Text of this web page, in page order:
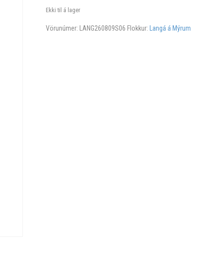
Ekki til á lager
Vörunúmer: LANG260809S06 Flokkur: Langá á Mýrum